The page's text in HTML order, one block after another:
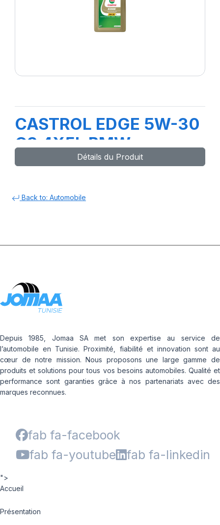
CASTROL EDGE 5W-30
C3 4X5L BMW
Détails du Produit
Back to: Automobile
Depuis 1985, Jomaa SA met son expertise au service de
l’automobile en Tunisie. Proximité, fiabilité et innovation sont au
cœur de notre mission. Nous proposons une large gamme de
produits et solutions pour tous vos besoins automobiles. Qualité et
performance sont garanties grâce à nos partenariats avec des
marques reconnues.
fab fa-facebook
fab fa-youtube
fab fa-linkedin
">
Accueil
Présentation